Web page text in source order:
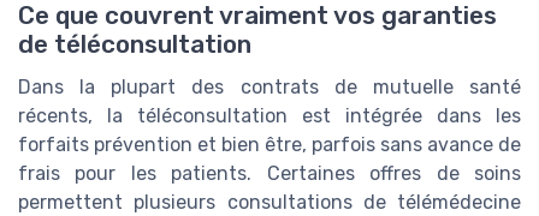
Ce que couvrent vraiment vos garanties
de téléconsultation
Dans la plupart des contrats de mutuelle santé
récents, la téléconsultation est intégrée dans les
forfaits prévention et bien être, parfois sans avance de
frais pour les patients. Certaines offres de soins
permettent plusieurs consultations de télémédecine